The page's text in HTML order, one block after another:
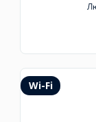
Wi-Fi